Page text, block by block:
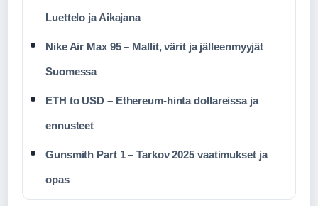
Luettelo ja Aikajana
Nike Air Max 95 – Mallit, värit ja jälleenmyyjät
Suomessa
ETH to USD – Ethereum-hinta dollareissa ja
ennusteet
Gunsmith Part 1 – Tarkov 2025 vaatimukset ja
opas